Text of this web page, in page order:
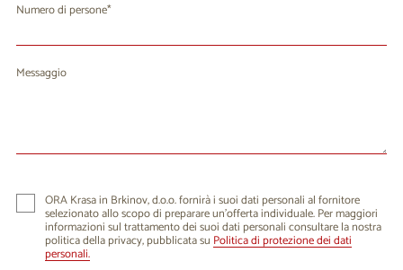
Numero di persone
Messaggio
ORA Krasa in Brkinov, d.o.o. fornirà i suoi dati personali al fornitore
selezionato allo scopo di preparare un'offerta individuale. Per maggiori
informazioni sul trattamento dei suoi dati personali consultare la nostra
politica della privacy, pubblicata su Politica di protezione dei dati
personali.